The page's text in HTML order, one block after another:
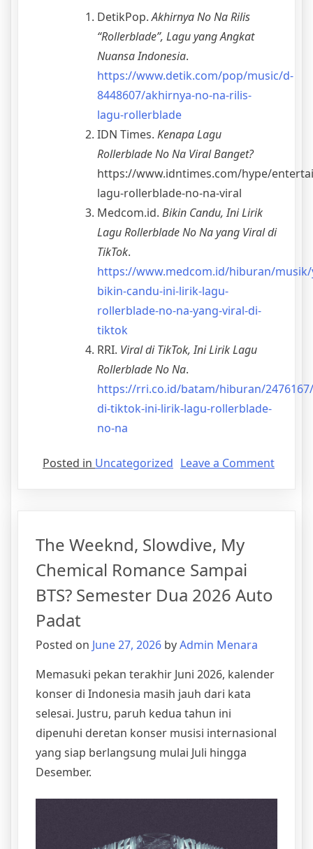
DetikPop.Akhirnya No Na Rilis
“Rollerblade”, Lagu yang Angkat
Nuansa Indonesia.
https://www.detik.com/pop/music/d-
8448607/akhirnya-no-na-rilis-
lagu-rollerblade
IDN Times. Kenapa Lagu
Rollerblade No Na Viral Banget?
https://www.idntimes.com/hype/
lagu-rollerblade-no-na-viral
Medcom.id. Bikin Candu, Ini Lirik
Lagu Rollerblade No Na yang Viral di
TikTok.
https://www.medcom.id/hiburan/musik/
bikin-candu-ini-lirik-lagu-
rollerblade-no-na-yang-viral-di-
tiktok
RRI. Viral di TikTok, Ini Lirik Lagu
Rollerblade No Na.
https://rri.co.id/batam/hiburan/
di-tiktok-ini-lirik-lagu-rollerblade-
no-na
Posted in Uncategorized Leave a Comment
The Weeknd, Slowdive, My
Chemical Romance Sampai
BTS? Semester Dua 2026 Auto
Padat
Posted on June 27, 2026 byAdmin Menara
Memasuki pekan terakhir Juni 2026, kalender
konser di Indonesia masih jauh dari kata
selesai. Justru, paruh kedua tahun ini
dipenuhi deretan konser musisi internasional
yang siap berlangsung mulai Juli hingga
Desember.